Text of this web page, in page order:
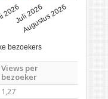
bezoekers
Juli 2026
Augustus 2026
Views per
bezoeker
1,27